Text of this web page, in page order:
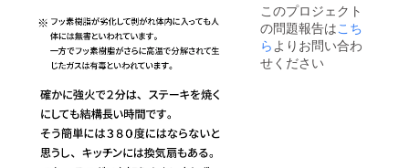
送料を
ご負担
いただ
きま
す。 以
れる可
能性も
ござい
ます。
※割引率
このプロジェクト
の問題報告はこち
らよりお問い合わ
せください